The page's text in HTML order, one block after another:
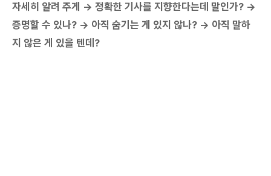
자세히 알려 주게 → 정확한 기사를 지향한다는데 말인가? →
증명할 수 있나? → 아직 숨기는 게 있지 않나? → 아직 말하
지 않은 게 있을 텐데?